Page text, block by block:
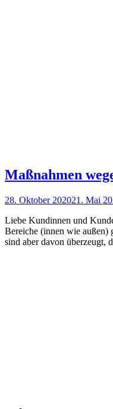
Maßnahmen
28. Oktober 202021. Mai
Liebe Kundinnen und
Bereiche (innen wie außen)
sind aber davon überzeugt,